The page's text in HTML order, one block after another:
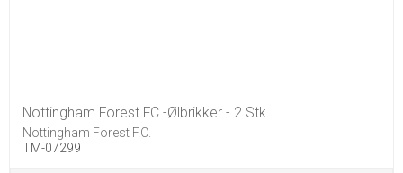
Nottingham Forest FC -Ølbrikker - 2 Stk.
Nottingham Forest F.C.
TM-07299